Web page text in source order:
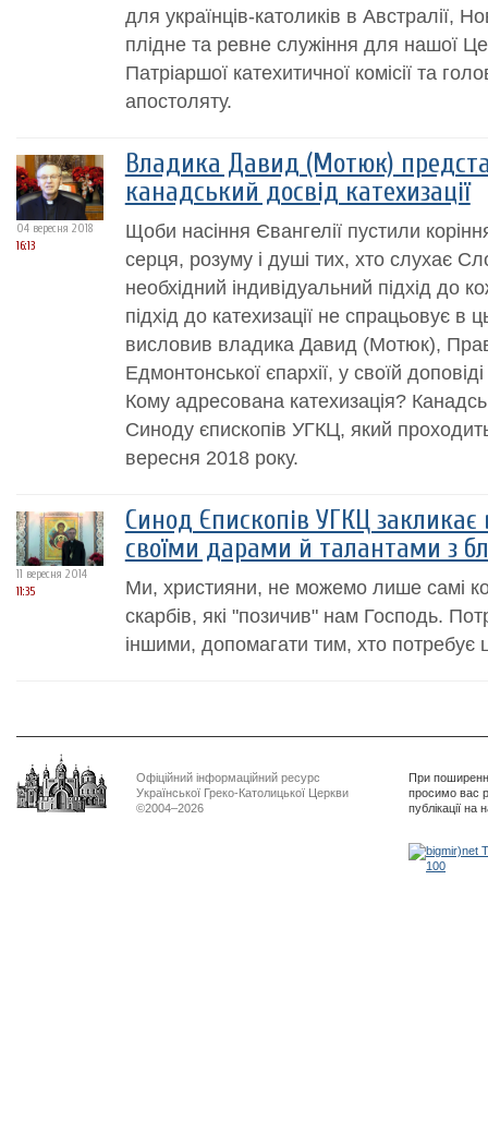
для українців-католиків в Австралії,
плідне та ревне служіння для нашої
Патріаршої катехитичної комісії та
апостоляту.
04 вересня 2018
16:13
Владика Давид (Мотюк)
канадський досвід катехизації
Щоби насіння Євангелії пустили
серця, розуму і душі тих, хто слухає
необхідний індивідуальний підхід до
підхід до катехизації не спрацьовує в
висловив владика Давид (Мотюк),
Едмонтонської єпархії, у своїй
Кому адресована катехизація?
Синоду єпископів УГКЦ, який
вересня 2018 року.
11 вересня 2014
11:35
Синод Єпископів УГКЦ закликає
своїми дарами й талантами з
Ми, християни, не можемо лише самі
скарбів, які "позичив" нам Господь.
іншими, допомагати тим, хто потребує
Офіційний інформаційний ресурс
Української Греко-Католицької Церкви
©2004–2026
При
просимо вас
публікації на